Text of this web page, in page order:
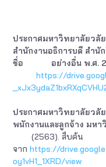
ประกาศมหาวิทยาลัยวลั
สำนักงานอธิการบดี สำนั
ชื่อ อย่างอื่น พ.ศ.
https://
ประกาศมหาวิทยาลัยวลั
พนักงานและลูกจ้าง มห
(2563). สืบค้น
จาก https://
oy1vH1_1XRD/view